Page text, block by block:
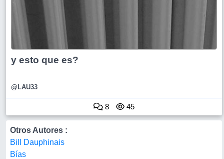
y esto que es?
@LAU33
8 45
Otros Autores :
Bill Dauphinais
Bías